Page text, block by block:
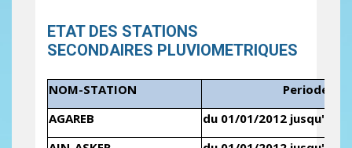
ETAT DES STATIONS
SECONDAIRES PLUVIOMETRIQUES
NOM-STATION
Periode
AGAREB
du 01/01/2012 jusqu'au